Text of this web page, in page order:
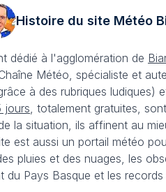
Histoire du site Météo
dédié à l'agglomération de
Météo, spécialiste et
à des rubriques ludiques)
jours , totalement gratuites,
la situation, ils affinent au
est aussi un portail météo
pluies et des nuages, les
Pays Basque et les